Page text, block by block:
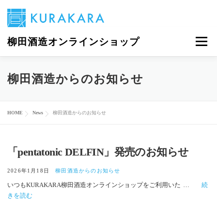
柳田酒造オンラインショップ メニュ
柳田酒造からのお知らせ
HOME News 柳田酒造からのお知らせ
「pentatonic DELFIN」発売のお知らせ
2026年1月18日柳田酒造からのお知らせ
いつもKURAKARA柳田酒造オンラインショップをご利用いた …
続
きを読む